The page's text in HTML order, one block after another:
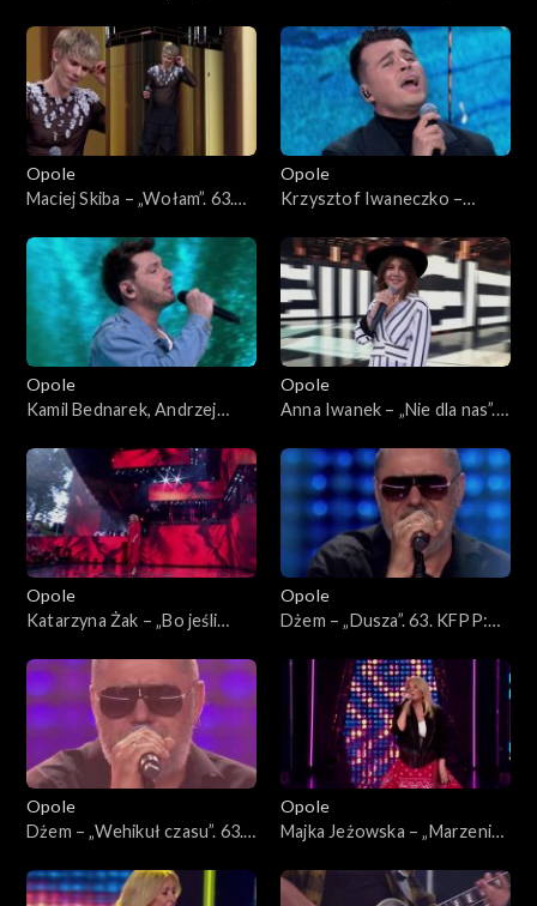
„Premiery”
Koncert „Premiery”
Opole
Maciej Skiba – „Wołam”. 63.
Opole
Krzysztof Iwaneczko –
Koncert „Premiery”
Opole
Kamil Bednarek, Andrzej
– „Fale”. 63. KFPP: Koncert
„Premiery”
Opole
Anna Iwanek – „Nie dla nas”.
„Premiery”
Opole
Katarzyna Żak – „Bo jeśli
Koncert „Premiery”
Opole
Dżem – „Dusza”. 63. KFPP:
Opole
Dżem – „Wehikuł czasu”. 63.
„SuperJedynki”
Opole
Majka Jeżowska – „Marzenia
mamę”. 63. KFPP: Koncert